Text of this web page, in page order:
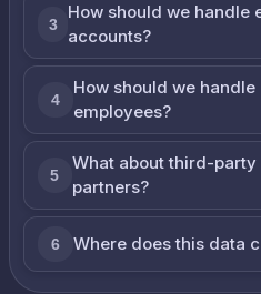
3
How should we handle
accounts?
4
How should we handle
employees?
5
What about third-party
partners?
6 Where does this data